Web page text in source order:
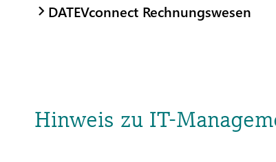
DATEVconnect Rechnungswesen
Hinweis zu IT-